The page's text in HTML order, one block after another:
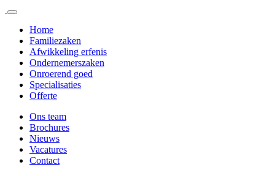
Home
Familiezaken
Afwikkeling erfenis
Ondernemerszaken
Onroerend goed
Specialisaties
Offerte
Ons team
Brochures
Nieuws
Vacatures
Contact